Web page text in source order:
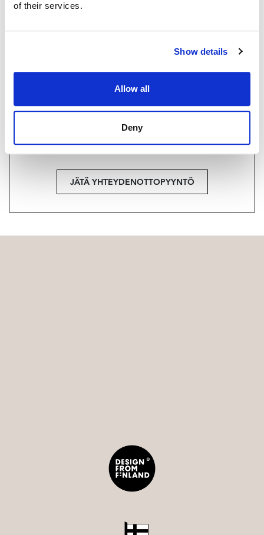
of their services.
Show details
Allow all
Deny
tuukka.hakkarainen@strand.fi
Strand Properties Brand Partner,
Haluatko lisätietoja?
Ota yhteyttä, tai jätä yhteystietosi.
JÄTÄ YHTEYDENOTTOPYYNTÖ